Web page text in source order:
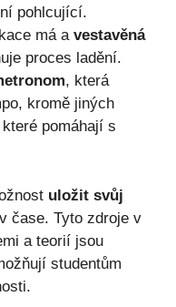
pohlcující.
má a vestavěná
proces ladění.
, která
kromě jiných
pomáhají s
uložit svůj
čase. Tyto zdroje v
a teorií jsou
studentům